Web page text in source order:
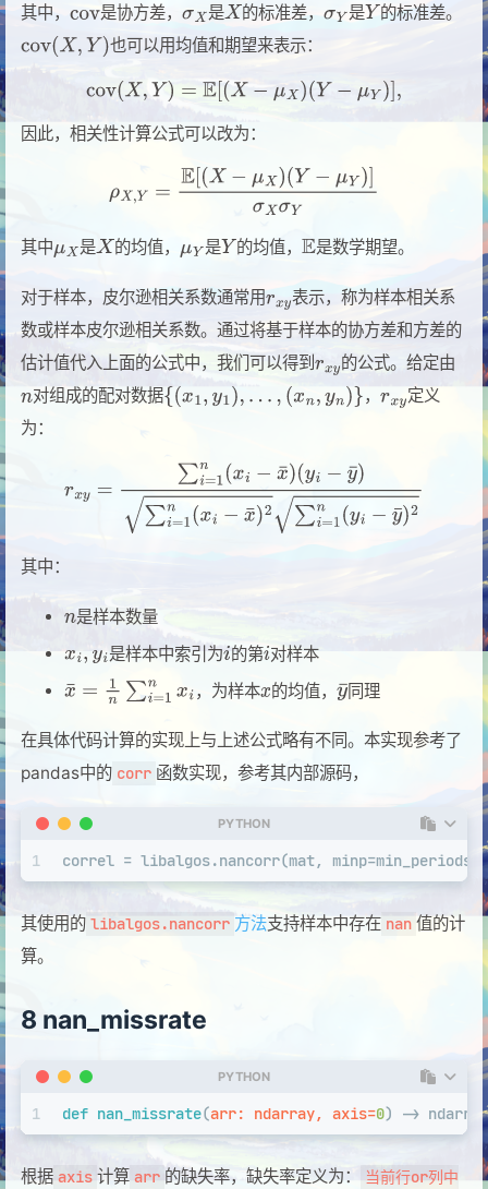
其中， 是协方差， 是 的标准差， 是
的标准差。
也可以用均值和期望来表示：
因此，相关性计算公式可以改为：
其中 是 的均值， 是 的均值， 是数学期望。
对于样本，皮尔逊相关系数通常用
表示，称为样本相关系
数或样本皮尔逊相关系数。通过将基于样本的协方差和方差的
估计值代入上面的公式中，我们可以得到
的公式。给定由
对组成的配对数据
，
定义
为：
其中：
是样本数量
是样本中索引为 的第 对样本
，为样本
的均值， 同理
在具体代码计算的实现上与上述公式略有不同。本实现参考了
pandas中的 corr 函数实现，参考其内部源码，
PYTHON
1 correl = libalgos.nancorr(mat, minp=min_periods)
其使用的 libalgos.nancorr 方法支持样本中存在 nan 值的计
算。
8 nan_missrate
PYTHON
1 def nan_missrate(arr: ndarray, axis=0) -> ndarray
根据 axis 计算 arr 的缺失率，缺失率定义为：
当前行or列中